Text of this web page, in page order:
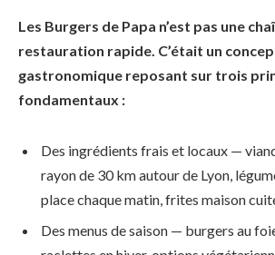
Les Burgers de Papa n’est pas une
restauration rapide. C’était un
gastronomique reposant sur trois
fondamentaux :
Des ingrédients frais et locaux —
rayon de 30 km autour de Lyon,
place chaque matin, frites maison
Des menus de saison — burgers au